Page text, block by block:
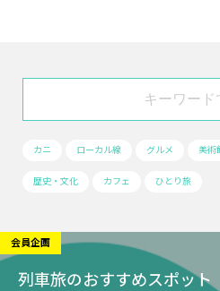
カニ ローカル線 グルメ 美術
歴史・文化 カフェ ひとり旅
会員企画
列車旅のおすすめスポット